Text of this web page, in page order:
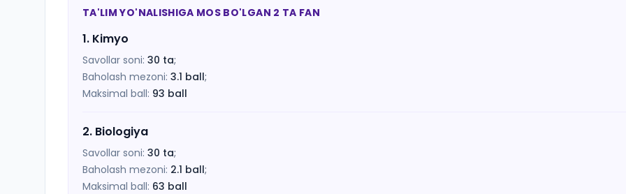
TA'LIM YO'NALISHIGA MOS BO'LGAN 2 TA FAN
1. Kimyo
Savollar soni: 30 ta;
Baholash mezoni: 3.1 ball;
Maksimal ball: 93 ball
2. Biologiya
Savollar soni: 30 ta;
Baholash mezoni: 2.1 ball;
Maksimal ball: 63 ball